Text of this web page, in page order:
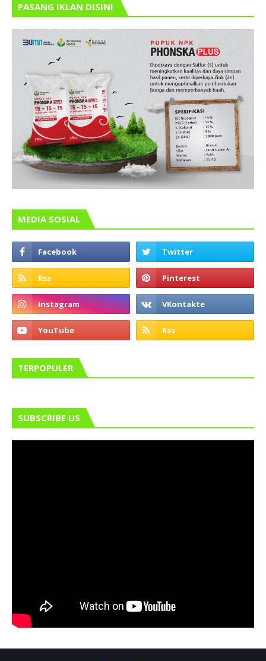
PASANG IKLAN DISINI
MEDIA SOSIAL
TERPOPULER
SUBSCRIBE US